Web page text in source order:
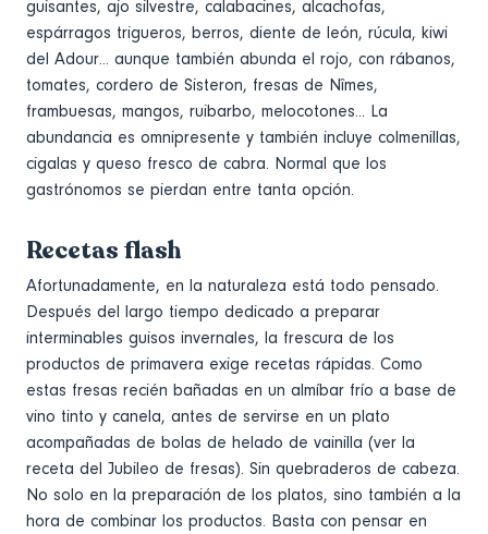
guisantes, ajo silvestre, calabacines, alcachofas,
espárragos trigueros, berros, diente de león, rúcula, kiwi
del Adour... aunque también abunda el rojo, con rábanos,
tomates, cordero de Sisteron, fresas de Nîmes,
frambuesas, mangos, ruibarbo, melocotones... La
abundancia es omnipresente y también incluye colmenillas,
cigalas y queso fresco de cabra. Normal que los
gastrónomos se pierdan entre tanta opción.
Recetas flash
Afortunadamente, en la naturaleza está todo pensado.
Después del largo tiempo dedicado a preparar
interminables guisos invernales, la frescura de los
productos de primavera exige recetas rápidas. Como
estas fresas recién bañadas en un almíbar frío a base de
vino tinto y canela, antes de servirse en un plato
acompañadas de bolas de helado de vainilla (ver la
receta del Jubileo de fresas). Sin quebraderos de cabeza.
No solo en la preparación de los platos, sino también a la
hora de combinar los productos. Basta con pensar en